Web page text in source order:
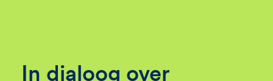
In dialoog over